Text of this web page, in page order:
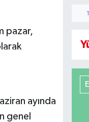
pazar,
ayında
genel